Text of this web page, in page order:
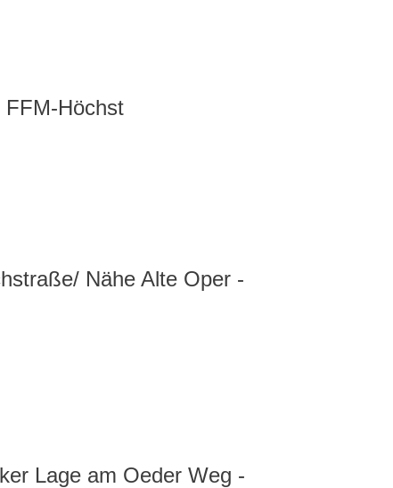
FFM-Höchst
Nähe Alte Oper -
Lage am Oeder Weg -